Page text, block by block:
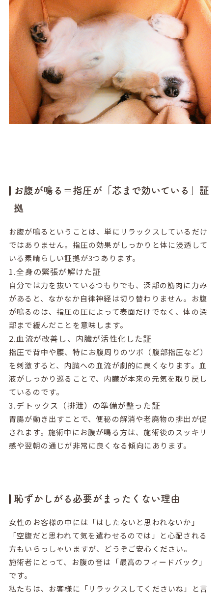
お腹が鳴る＝指圧が「芯まで効いている」証
拠
お腹が鳴るということは、単にリラックスしているだけ
ではありません。指圧の効果がしっかりと体に浸透して
いる素晴らしい証拠が3つあります。
1.全身の緊張が解けた証
自分では力を抜いているつもりでも、深部の筋肉に力み
があると、なかなか自律神経は切り替わりません。お腹
が鳴るのは、指圧の圧によって表面だけでなく、体の深
部まで緩んだことを意味します。
2.血流が改善し、内臓が活性化した証
指圧で背中や腰、特にお腹周りのツボ（腹部指圧など）
を刺激すると、内臓への血流が劇的に良くなります。血
液がしっかり巡ることで、内臓が本来の元気を取り戻し
ているのです。
3.デトックス（排泄）の準備が整った証
胃腸が動き出すことで、便秘の解消や老廃物の排出が促
されます。施術中にお腹が鳴る方は、施術後のスッキリ
感や翌朝の通じが非常に良くなる傾向にあります。
恥ずかしがる必要がまったくない理由
女性のお客様の中には「はしたないと思われないか」
「空腹だと思われて気を遣わせるのでは」と心配される
方もいらっしゃいますが、どうぞご安心ください。
施術者にとって、お腹の音は「最高のフィードバック」
です。
私たちは、お客様に「リラックスしてくださいね」と言